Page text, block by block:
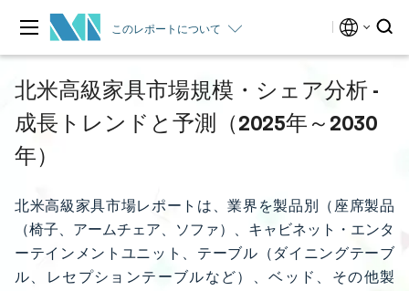
このレポートについて
北米高級家具市場規模・シェア分析 -
成長トレンドと予測（2025年～2030
年）
北米高級家具市場レポートは、業界を製品別（座席製品
（椅子、アームチェア、ソファ）、キャビネット・エンタ
ーテインメントユニット、テーブル（ダイニングテーブ
ル、レセプションテーブルなど）、ベッド、その他製